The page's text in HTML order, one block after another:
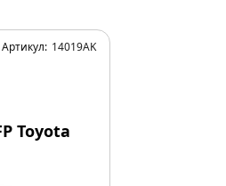
Toyota
Артикул: 14019AK